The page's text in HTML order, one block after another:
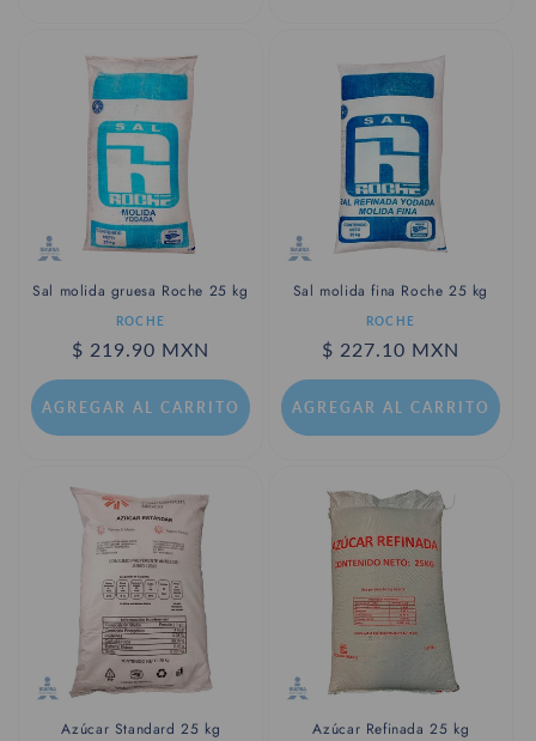
Sal molida gruesa Roche 25 kg
Proveedor:ROCHE
Precio
habitual
$ 219.90 MXN
AGREGAR AL CARRITO
Sal molida fina Roche 25 kg
Proveedor:ROCHE
Precio
habitual
$ 227.10 MXN
AGREGAR AL CARRITO
Azúcar Standard 25 kg
Azúcar Refinada 25 kg